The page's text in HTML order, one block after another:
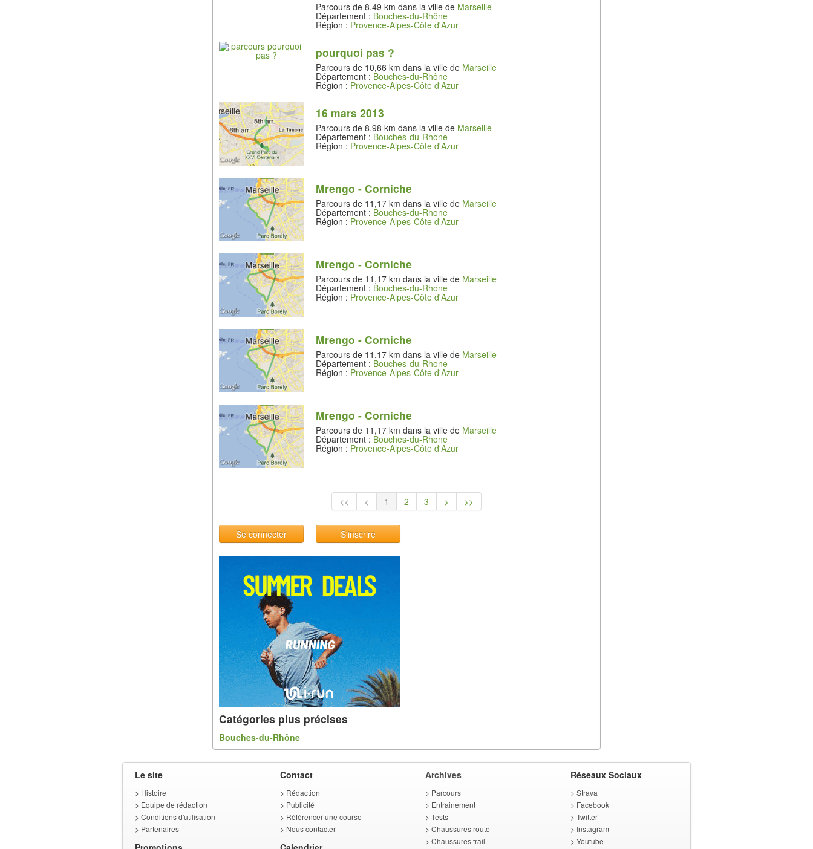
Parcours de 8,49 km dans la ville de Marseille
Département : Bouches-du-Rhône
Région : Provence-Alpes-Côte d'Azur
pourquoi pas ?
Parcours de 10,66 km dans la ville de Marseille
Département : Bouches-du-Rhône
Région : Provence-Alpes-Côte d'Azur
16 mars 2013
Parcours de 8,98 km dans la ville de Marseille
Département : Bouches-du-Rhone
Région : Provence-Alpes-Côte d'Azur
Mrengo - Corniche
Parcours de 11,17 km dans la ville de Marseille
Département : Bouches-du-Rhone
Région : Provence-Alpes-Côte d'Azur
Mrengo - Corniche
Parcours de 11,17 km dans la ville de Marseille
Département : Bouches-du-Rhone
Région : Provence-Alpes-Côte d'Azur
Mrengo - Corniche
Parcours de 11,17 km dans la ville de Marseille
Département : Bouches-du-Rhone
Région : Provence-Alpes-Côte d'Azur
Mrengo - Corniche
Parcours de 11,17 km dans la ville de Marseille
Département : Bouches-du-Rhone
Région : Provence-Alpes-Côte d'Azur
<< < 1 2 3 > >>
Se connecter S'inscrire
Catégories plus précises
Bouches-du-Rhône
Le site
> Histoire
> Equipe de rédaction
> Conditions d'utilisation
> Partenaires
Contact
> Rédaction
> Publicité
> Référencer une course
> Nous contacter
Archives
> Parcours
> Entrainement
> Tests
> Chaussures route
> Chaussures trail
Réseaux Sociaux
> Strava
> Facebook
> Twitter
> Instagram
> Youtube